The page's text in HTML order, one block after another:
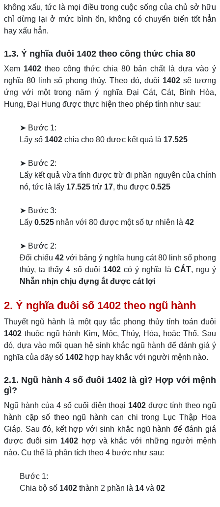
không xấu, tức là mọi điều trong cuộc sống của chủ sở hữu
chỉ dừng lại ở mức bình ổn, không có chuyển biến tốt hẳn
hay xấu hẳn.
1.3. Ý nghĩa đuôi 1402 theo công thức chia 80
Xem 1402 theo công thức chia 80 bản chất là dựa vào ý
nghĩa 80 linh số phong thủy. Theo đó, đuôi 1402 sẽ tương
ứng với một trong năm ý nghĩa Đại Cát, Cát, Bình Hòa,
Hung, Đại Hung được thực hiện theo phép tính như sau:
➤ Bước 1:
Lấy số 1402 chia cho 80 được kết quả là 17.525
➤ Bước 2:
Lấy kết quả vừa tính được trừ đi phần nguyên của chính
nó, tức là lấy 17.525 trừ 17, thu được 0.525
➤ Bước 3:
Lấy 0.525 nhân với 80 được một số tự nhiên là 42
➤ Bước 2:
Đối chiếu 42 với bảng ý nghĩa hung cát 80 linh số phong
thủy, ta thấy 4 số đuôi 1402có ý nghĩa là CÁT, ngụ ý
Nhẫn nhịn chịu đựng ắt được cát lợi
2. Ý nghĩa đuôi số 1402 theo ngũ hành
Thuyết ngũ hành là một quy tắc phong thủy tính toán đuôi
1402 thuộc ngũ hành Kim, Mộc, Thủy, Hỏa, hoặc Thổ. Sau
đó, dựa vào mối quan hệ sinh khắc ngũ hành để đánh giá ý
nghĩa của dãy số 1402 hợp hay khắc với người mệnh nào.
2.1. Ngũ hành 4 số đuôi 1402 là gì? Hợp với mệnh
gì?
Ngũ hành của 4 số cuối điện thoại 1402 được tính theo ngũ
hành cặp số theo ngũ hành can chi trong Lục Thập Hoa
Giáp. Sau đó, kết hợp với sinh khắc ngũ hành để đánh giá
được đuôi sim 1402 hợp và khắc với những người mệnh
nào. Cụ thể là phân tích theo 4 bước như sau:
Bước 1:
Chia bộ số 1402 thành 2 phần là 14 và 02